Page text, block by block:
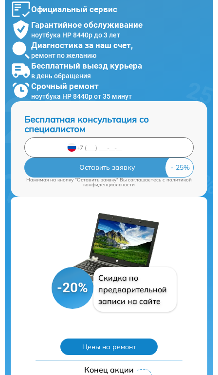
Официальный сервис
Гарантийное обслуживание
ноутбука HP 8440p до 3 лет
Диагностика за наш счет,
ремонт по желанию
Бесплатный выезд курьера
в день обращения
Срочный ремонт
ноутбука HP 8440p от 35 минут
Бесплатная консультация со
специалистом
Оставить заявку
Нажимая на кнопку "Оставить заявку" Вы соглашаетесь cполитикой
конфиденциальности
-20%
Скидка по
предварительной
записи на сайте
Цены на ремонт
Конец акции